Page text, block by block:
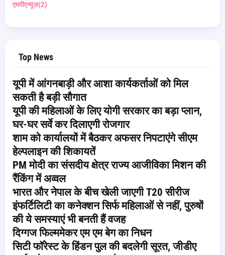
एमपीएन्यूज़(2)
Top News
यूपी में आंगनबाड़ी और आशा कार्यकर्ताओं को मिल
सकती है बड़ी सौगात
यूपी की महिलाओं के लिए योगी सरकार का बड़ा प्लान,
घर-घर सर्वे कर दिलाएगी रोजगार
शाम को कार्यालयों में बैठकर अफसर निपटाएंगे सीएम
हेल्पलाइन की शिकायतें
PM मोदी का संसदीय क्षेत्र राज्य आजीविका मिशन की
रैंकिंग में अव्वल
भारत और नेपाल के बीच खेली जाएगी T20 सीरीज
इंफर्टिलिटी का कनेक्शन सिर्फ महिलाओं से नहीं, पुरुषों
की ये समस्याएं भी बनती हैं वजह
दिग्गज फिल्ममेकर एम एम बेग का निधन
सिटी फॉरेस्ट के हिंडन पुल की बदलेगी सूरत, जीडीए